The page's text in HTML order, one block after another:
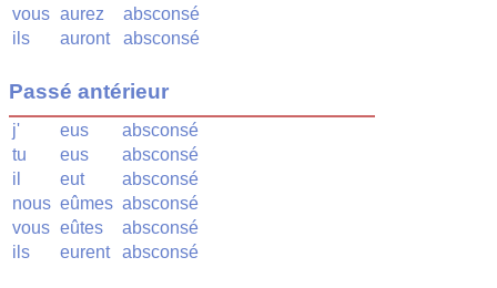
vous aurez
absconsé
ils
auront absconsé
Passé antérieur
j' eus
absconsé
tu
eus
absconsé
il
eut
absconsé
nous eûmes absconsé
vous eûtes
absconsé
ils
eurent absconsé